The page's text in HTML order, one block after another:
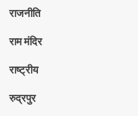
राजनीति
राम मंदिर
राष्ट्रीय
रुद्रपुर